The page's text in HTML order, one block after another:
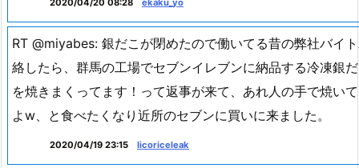
2020/04/20 08:28 ekaku_yo
RT @miyabes: 銀だこが閉めたので働いてる昔の弊社バイ
絡したら、群馬の工場でセブンイレブンに納品する冷凍銀
を焼きまくってます！って返事が来て、あれ人の手で焼い
よw、と食べたくなり近所のセブンに買いに来ました。
2020/04/19 23:15 licoriceleak